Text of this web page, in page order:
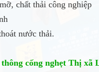
chất thải công nghiệp
nước thải.
thông cống nghẹt Thị xã